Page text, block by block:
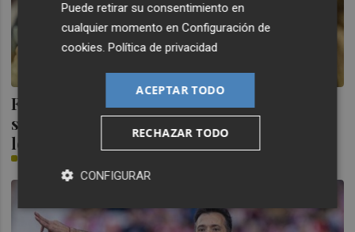
Ferrero: "Estoy dolido pero con una
sensación de tranquilidad, de haber hecho
los deberes"
Puede retirar su consentimiento en
cualquier momento enConfiguración de
cookies.Política de privacidad
ACEPTAR TODO
RECHAZAR TODO
CONFIGURAR